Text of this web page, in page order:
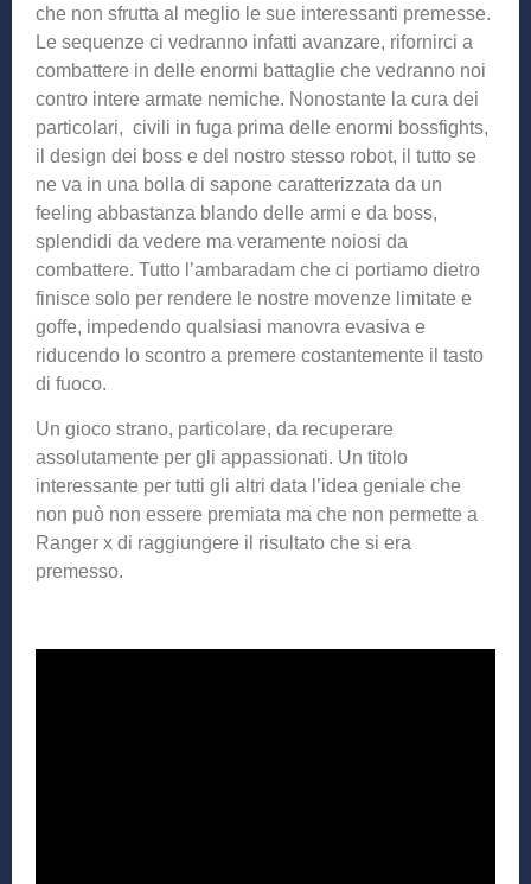
che non sfrutta al meglio le sue interessanti premesse.
Le sequenze ci vedranno infatti avanzare, rifornirci a
combattere in delle enormi battaglie che vedranno noi
contro intere armate nemiche. Nonostante la cura dei
particolari, civili in fuga prima delle enormi bossfights,
il design dei boss e del nostro stesso robot, il tutto se
ne va in una bolla di sapone caratterizzata da un
feeling abbastanza blando delle armi e da boss,
splendidi da vedere ma veramente noiosi da
combattere. Tutto l’ambaradam che ci portiamo dietro
finisce solo per rendere le nostre movenze limitate e
goffe, impedendo qualsiasi manovra evasiva e
riducendo lo scontro a premere costantemente il tasto
di fuoco.
Un gioco strano, particolare, da recuperare
assolutamente per gli appassionati. Un titolo
interessante per tutti gli altri data l’idea geniale che
non può non essere premiata ma che non permette a
Ranger x di raggiungere il risultato che si era
premesso.